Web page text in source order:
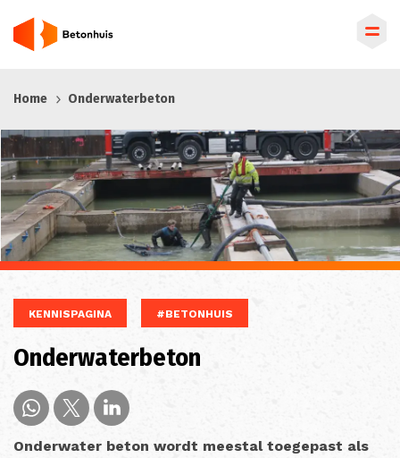
en
de
inhoud
gaan
Home Onderwaterbeton
KENNISPAGINA #BETONHUIS
Onderwaterbeton
Onderwater beton wordt meestal toegepast als